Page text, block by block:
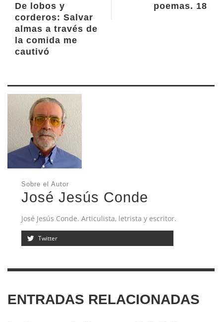
poemas. 18
De lobos y
corderos: Salvar
almas a través de
la comida me
cautivó
Sobre el Autor
José Jesús Conde
José Jesús Conde. Articulista, letrista y escritor.
Twitter
ENTRADAS RELACIONADAS